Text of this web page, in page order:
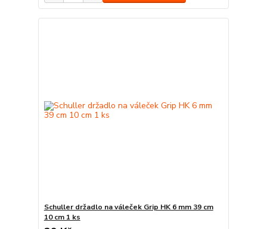
Schuller držadlo na váleček Grip HK 6 mm 39 cm
10 cm 1 ks